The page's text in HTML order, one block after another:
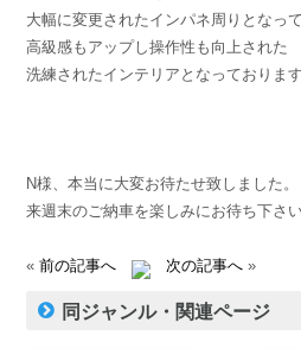
大幅に変更されたインパネ周りとなって
高級感もアップし操作性も向上された
洗練されたインテリアとなっておりま
N様、本当に大変お待たせ致しました。
来週末のご納車を楽しみにお待ち下さ
«前の記事へ 次の記事へ »
同ジャンル・関連ページ